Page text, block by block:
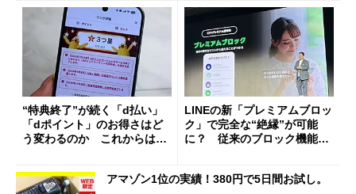
“特典終了”が続く「d払い」
「dポイント」のお得さはど
う変わるのか これからは
LINEの新「プレミアムブロッ
ク」で完全な“絶縁”が可能
に？ 従来のブロック機能と
アマゾン1位の実績！380円で5日間お試し。